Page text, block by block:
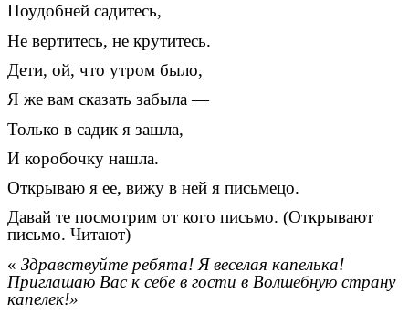
Поудобней садитесь,
Не вертитесь, не крутитесь.
Дети, ой, что утром было,
Я же вам сказать забыла —
Только в садик я зашла,
И коробочку нашла.
Открываю я ее, вижу в ней я письмецо.
Давай те посмотрим от кого письмо. (Открывают
письмо. Читают)
« Здравствуйте ребята! Я веселая капелька!
Приглашаю Вас к себе в гости в Волшебную страну
капелек!»